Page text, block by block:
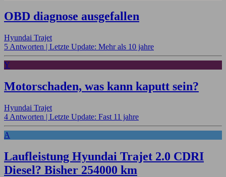
OBD diagnose ausgefallen
Hyundai Trajet
5 Antworten | Letzte Update: Mehr als 10 jahre
Y
Motorschaden, was kann kaputt sein?
Hyundai Trajet
4 Antworten | Letzte Update: Fast 11 jahre
A
Laufleistung Hyundai Trajet 2.0 CDRI
Diesel? Bisher 254000 km